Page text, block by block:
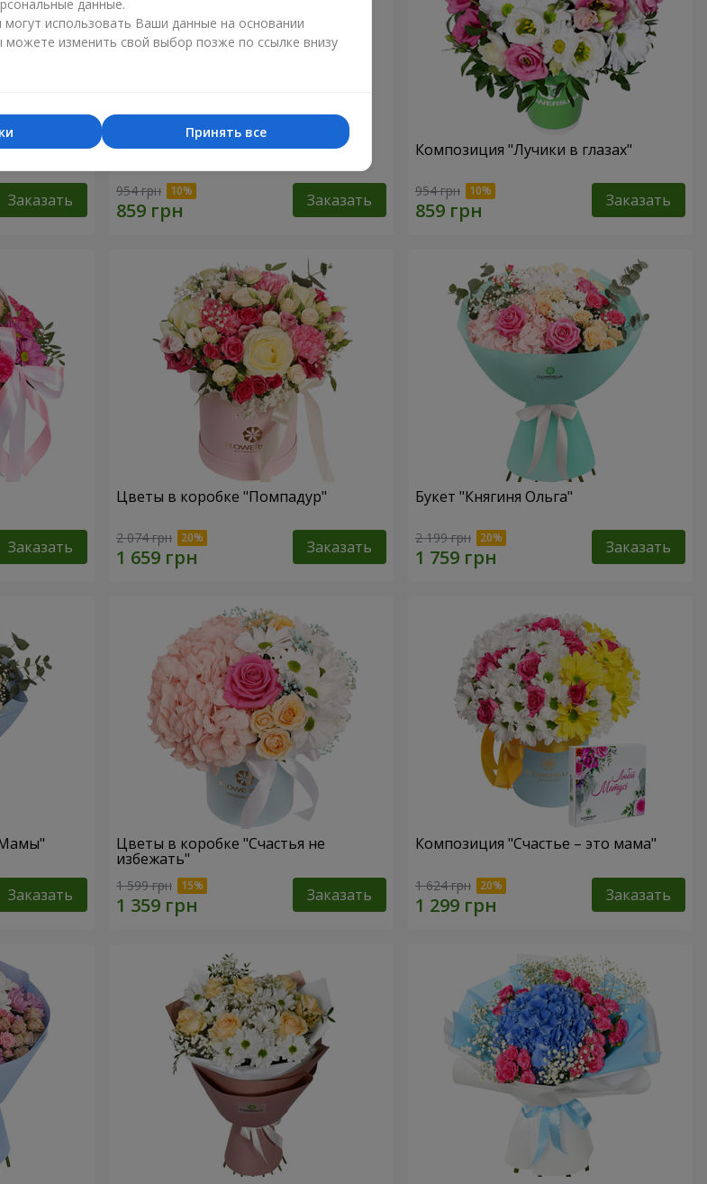
Заказать
Композиция "Вспышка чувств"
954 грн Заказать
Композиция "Лучики в глазах"
954 грн Заказать
Заказать
Цветы в коробке "Помпадур"
2 074 грн Заказать
Букет "Княгиня Ольга"
2 199 грн Заказать
Мамы"
Заказать
Цветы в коробке "Счастья не
избежать"
1 599 грн Заказать
Композиция "Счастье – это мама"
1 624 грн Заказать
данные.
использовать Ваши данные на основании
можете изменить свой выбор позже по ссылке внизу
Принять все